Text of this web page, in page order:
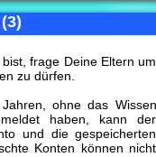
frage Deine Eltern um
zu dürfen.
ohne das Wissen
haben, kann der
und die gespeicherten
Konten können nicht